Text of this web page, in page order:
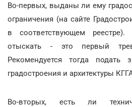
Во-первых, выданы ли ему
ограничения (на сайте
в соответствующем
отыскать - это первый
Рекомендуется тогда подать
градостроения и архитектуры
Во-вторых, есть ли